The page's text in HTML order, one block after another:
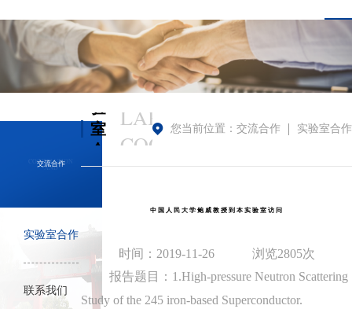
COOPERATION
AND
交流合作
实验室合作
联系我们
实
室
合
作
LABORATORY
COOPERATION
您当前位置： 交流合作 实验室合作
中国人民大学鲍威教授到本实验室访问
时间：2019-11-26
浏览2805次
报告题目：1.High-pressure Neutron Scattering
Study of the 245 iron-based Superconductor.